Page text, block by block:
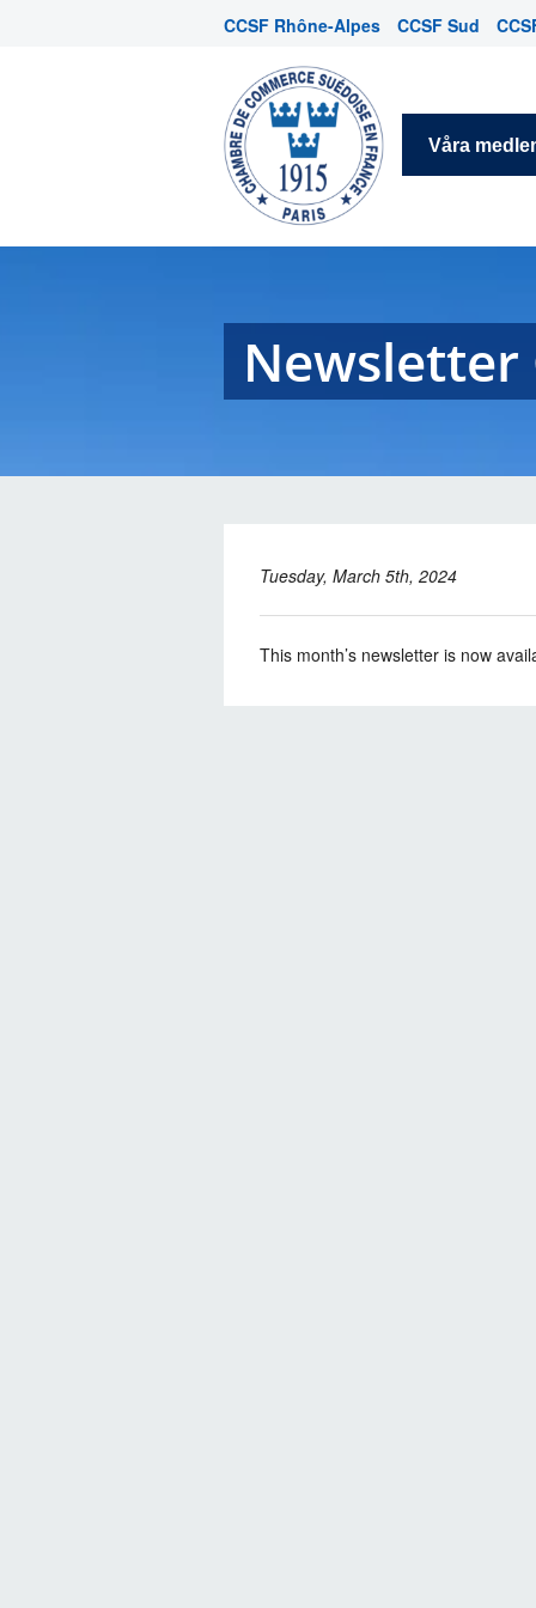
CCSF Rhône-Alpes CCSF Sud
Våra
Newsletter
Tuesday, March 5th, 2024
This month’s newsletter is now